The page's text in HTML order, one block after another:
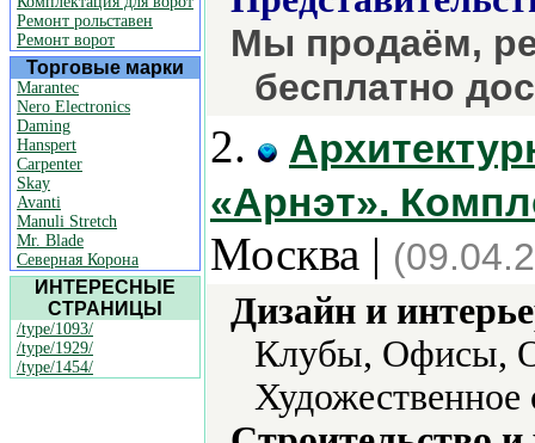
Ремонт рольставен
Ремонт ворот
Торговые марки
Marantec
Nero Electronics
Daming
Hanspert
Carpenter
Skay
Avanti
Manuli Stretch
Mr. Blade
Северная Корона
ИНТЕРЕСНЫЕ
СТРАНИЦЫ
/type/1093/
/type/1929/
/type/1454/
Мы продаём,
бесплатно
2.
«Арнэт».
Москва |
Дизайн и
Клубы, Офисы,